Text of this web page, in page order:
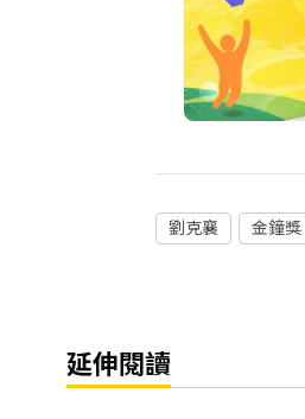
劉克襄 金鐘獎
延伸閱讀